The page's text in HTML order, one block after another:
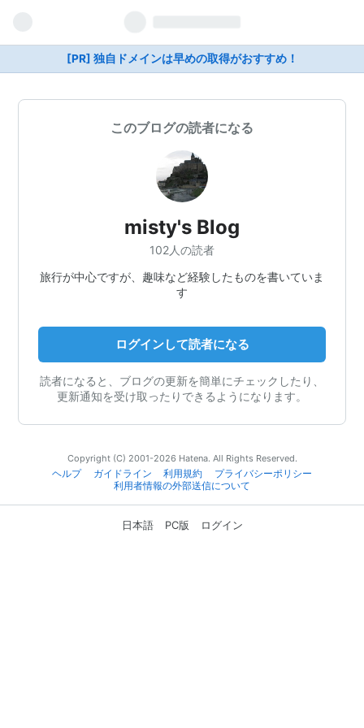
[PR] 独自ドメインは早めの取得がおすすめ！
このブログの読者になる
misty's Blog
102人の読者
旅行が中心ですが、趣味など経験したものを書いていま
す
ログインして読者になる
読者になると、ブログの更新を簡単にチェックしたり、
更新通知を受け取ったりできるようになります。
Copyright (C) 2001-2026 Hatena. All Rights Reserved.
ヘルプ
ガイドライン 利用規約
プライバシーポリシー
利用者情報の外部送信について
日本語 PC版 ログイン